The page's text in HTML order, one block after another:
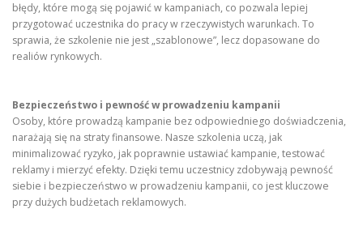
błędy, które mogą się pojawić w kampaniach, co pozwala lepiej
przygotować uczestnika do pracy w rzeczywistych warunkach. To
sprawia, że szkolenie nie jest „szablonowe”, lecz dopasowane do
realiów rynkowych.
Bezpieczeństwo i pewność w prowadzeniu kampanii
Osoby, które prowadzą kampanie bez odpowiedniego doświadczenia,
narażają się na straty finansowe. Nasze szkolenia uczą, jak
minimalizować ryzyko, jak poprawnie ustawiać kampanie, testować
reklamy i mierzyć efekty. Dzięki temu uczestnicy zdobywają pewność
siebie i bezpieczeństwo w prowadzeniu kampanii, co jest kluczowe
przy dużych budżetach reklamowych.